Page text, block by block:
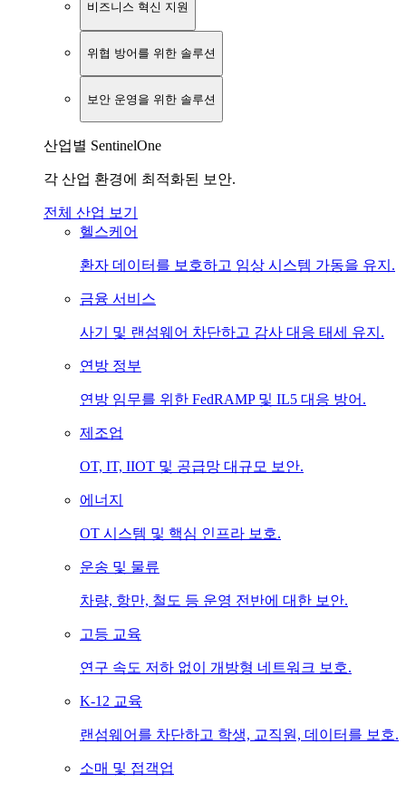
비즈니스 혁신 지원
위협 방어를 위한 솔루션
보안 운영을 위한 솔루션
산업별 SentinelOne
각 산업 환경에 최적화된 보안.
전체 산업 보기
헬스케어
환자 데이터를 보호하고 임상 시스템 가동을 유지.
금융 서비스
사기 및 랜섬웨어 차단하고 감사 대응 태세 유지.
연방 정부
연방 임무를 위한 FedRAMP 및 IL5 대응 방어.
제조업
OT, IT, IIOT 및 공급망 대규모 보안.
에너지
OT 시스템 및 핵심 인프라 보호.
운송 및 물류
차량, 항만, 철도 등 운영 전반에 대한 보안.
고등 교육
연구 속도 저하 없이 개방형 네트워크 보호.
K-12 교육
랜섬웨어를 차단하고 학생, 교직원, 데이터를 보호.
소매 및 접객업